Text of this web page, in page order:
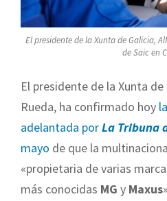
El presidente de la Xunta de Galicia,
de Saic en
El presidente de la Xunta de
Rueda, ha confirmado hoy
adelantada porLa Tribuna
mayo de que la
«propietaria de varias
más conocidas MG y Maxus